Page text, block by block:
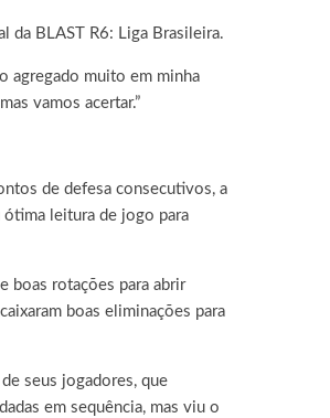
da BLAST R6: Liga Brasileira.
agregado muito em minha
vamos acertar.”
de defesa consecutivos, a
ótima leitura de jogo para
boas rotações para abrir
boas eliminações para
seus jogadores, que
em sequência, mas viu o